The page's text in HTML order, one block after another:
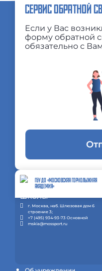
СЕРВИС ОБРАТНОЙ
Если у Вас
форму обратной
обязательно с
ГБУ ДО «МОСКОВСКАЯ ГОРНОЛЫЖНАЯ
АКАДЕМИЯ»
г. Москва, наб. Шлюзовая дом 6
строение 3;
+7 (495) 934-93-73 Основной
mskia@mossport.ru